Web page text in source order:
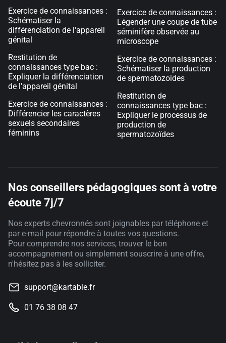
Exercice de connaissances :
Schématiser la
différenciation de l'appareil
génital
Restitution de
connaissances type bac :
Expliquer la différenciation
de l’appareil génital
Exercice de connaissances :
Différencier les caractères
sexuels secondaires
féminins
Exercice de connaissances :
Légender une coupe de tube
séminifère observée au
microscope
Exercice de connaissances :
Schématiser la production
de spermatozoïdes
Restitution de
connaissances type bac :
Expliquer le processus de
production de
spermatozoïdes
Nos conseillers pédagogiques sont à votre
écoute 7j/7
Nos experts chevronnés sont joignables par téléphone et
par e-mail pour répondre à toutes vos questions.
Pour comprendre nos services, trouver le bon
accompagnement ou simplement souscrire à une offre,
n'hésitez pas à les solliciter.
support@kartable.fr
01 76 38 08 47